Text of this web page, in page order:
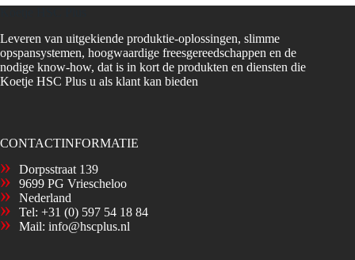
Leveren van uitgekiende produktie-oplossingen, slimme
opspansystemen, hoogwaardige freesgereedschappen en de
nodige know-how, dat is in kort de produkten en diensten die
Koetje HSC Plus u als klant kan bieden
CONTACTINFORMATIE
Dorpsstraat 139
9699 PG Vriescheloo
Nederland
Tel: +31 (0) 597 54 18 84
Mail: info@hscplus.nl